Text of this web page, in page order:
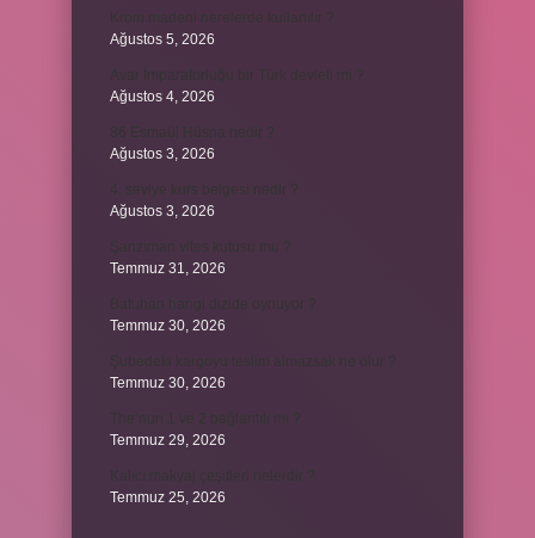
Ağustos 5, 2026
Ağustos 4, 2026
Ağustos 3, 2026
Ağustos 3, 2026
Temmuz 31, 2026
Temmuz 30, 2026
Temmuz 30, 2026
Temmuz 29, 2026
Temmuz 25, 2026